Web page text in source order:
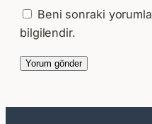
Beni sonraki
bilgilendir.